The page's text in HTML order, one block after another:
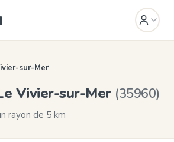
sur-Mer
Vivier-sur-Mer (35960)
rayon de 5 km